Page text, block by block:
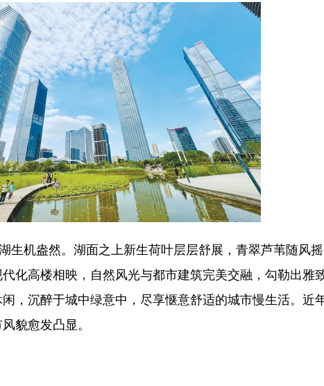
机盎然。湖面之上新生荷叶层层舒展，青翠芦苇随风
化高楼相映，自然风光与都市建筑完美交融，勾勒出雅
，沉醉于城中绿意中，尽享惬意舒适的城市慢生活。近
貌愈发凸显。